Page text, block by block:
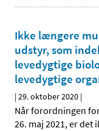
Ikke længere
udstyr, som
levedygtige
levedygtige
|29. oktober 2020 |
Når forordningen
26. maj 2021, er